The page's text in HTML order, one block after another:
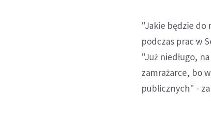
"Jakie będzie
podczas prac w
"Już niedługo,
zamrażarce, bo
publicznych" -